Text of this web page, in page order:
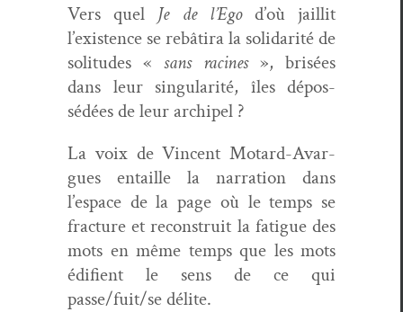
Vers quel Je de l’Egod’où jail­lit
l’existence se rebâti­ra la sol­i­dar­ité de
soli­tudes « sans racines», brisées
dans leur sin­gu­lar­ité, îles dépos­
sédées de leur archipel ?
La voix de Vin­cent Motard-Avar­
gues entaille la nar­ra­tion dans
l’espace de la page où le temps se
frac­ture et recon­stru­it la fatigue des
mots en même temps que les mots
édi­fient le sens de ce qui
passe/fuit/se délite.